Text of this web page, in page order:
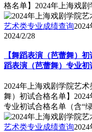
格名单】2024年上海戏
艺术类专业成绩查询
2024/2/28
【舞蹈表演（芭蕾舞）
蹈表演（芭蕾舞）专业初
2024年上海戏剧学院艺
舞）初试合格名单】
专业初试合格名单（含“绿
艺术类专业成绩查询